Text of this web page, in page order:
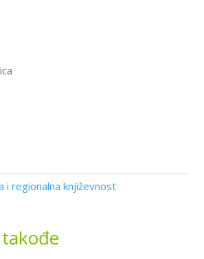
i regionalna književnost
takođe